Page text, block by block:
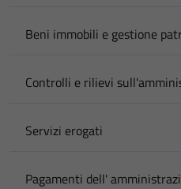
Beni immobili e gestione
Controlli e rilievi
Servizi erogati
Pagamenti dell'